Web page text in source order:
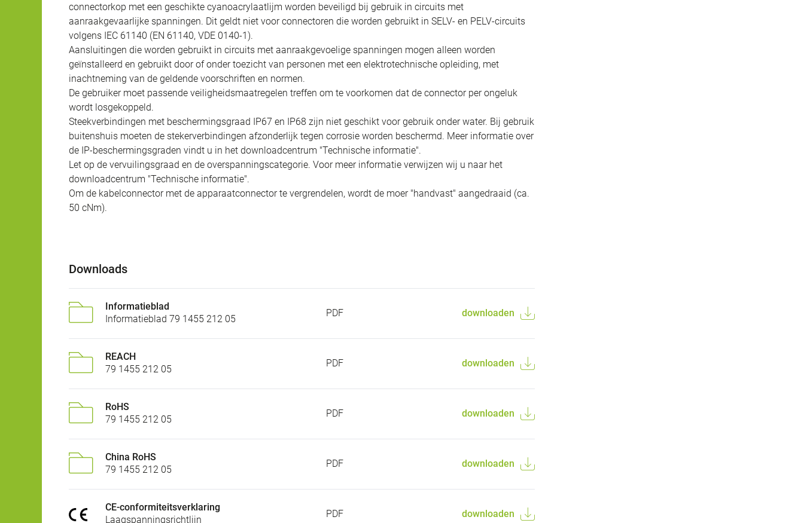
connectorkop met een geschikte cyanoacrylaatlijm worden beveiligd bij gebruik in circuits met
aanraakgevaarlijke spanningen. Dit geldt niet voor connectoren die worden gebruikt in SELV- en PELV-circuits
volgens IEC 61140 (EN 61140, VDE 0140-1).
Aansluitingen die worden gebruikt in circuits met aanraakgevoelige spanningen mogen alleen worden
geïnstalleerd en gebruikt door of onder toezicht van personen met een elektrotechnische opleiding, met
inachtneming van de geldende voorschriften en normen.
De gebruiker moet passende veiligheidsmaatregelen treffen om te voorkomen dat de connector per ongeluk
wordt losgekoppeld.
Steekverbindingen met beschermingsgraad IP67 en IP68 zijn niet geschikt voor gebruik onder water. Bij gebruik
buitenshuis moeten de stekerverbindingen afzonderlijk tegen corrosie worden beschermd. Meer informatie over
de IP-beschermingsgraden vindt u in het downloadcentrum "Technische informatie".
Let op de vervuilingsgraad en de overspanningscategorie. Voor meer informatie verwijzen wij u naar het
downloadcentrum "Technische informatie".
Om de kabelconnector met de apparaatconnector te vergrendelen, wordt de moer "handvast" aangedraaid (ca.
50 cNm).
Downloads
Informatieblad
Informatieblad 79 1455 212 05
PDF downloaden
REACH
79 1455 212 05
PDF downloaden
RoHS
79 1455 212 05
PDF downloaden
China RoHS
79 1455 212 05
PDF downloaden
CE-conformiteitsverklaring
Laagspanningsrichtlijn
PDF downloaden